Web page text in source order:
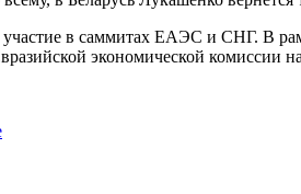
в саммитах ЕАЭС и СНГ. В
экономической